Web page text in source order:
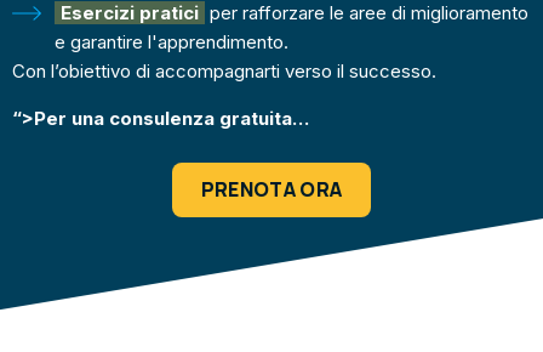
Esercizi pratici per rafforzare le aree di miglioramento
e garantire l'apprendimento.
Con l’obiettivo di accompagnarti verso il successo.
“>Per una consulenza gratuita…
PRENOTA ORA